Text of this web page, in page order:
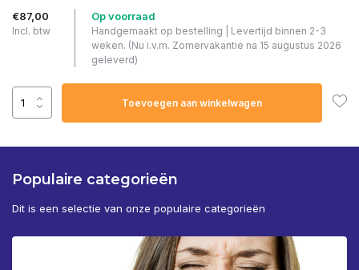
€87,00
Incl. btw
Op voorraad
Handgemaakt op bestelling | Levertijd binnen 2-3
weken. (Nu i.v.m. Zomervakantie na 15 augustus 2026
geleverd)
Toevoegen aan winkelwagen
Populaire categorieën
Dit is een selectie van onze populaire categorieën